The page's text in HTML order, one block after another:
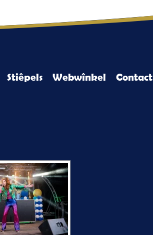
Stiêpels Webwînkel Contact